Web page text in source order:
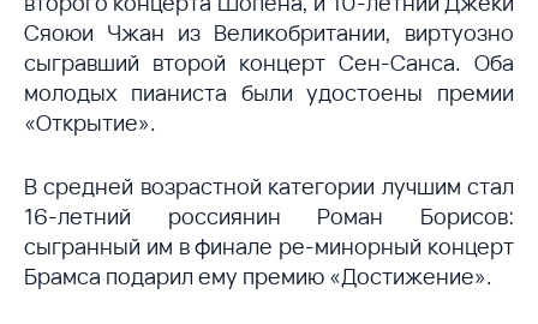
Сяоюи Чжан из Великобритании, виртуозно
сыгравший второй концерт Сен-Санса. Оба
молодых пианиста были удостоены премии
«Открытие».
В средней возрастной категории лучшим стал
16-летний россиянин Роман Борисов:
сыгранный им в финале ре-минорный концерт
Брамса подарил ему премию «Достижение».